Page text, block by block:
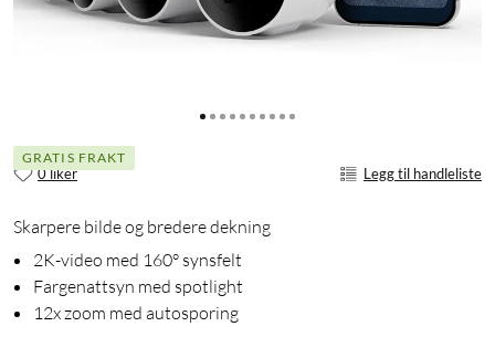
GRATIS FRAKT
0 liker Legg til handleliste
Skarpere bilde og bredere dekning
2K-video med 160° synsfelt
Fargenattsyn med spotlight
12x zoom med autosporing